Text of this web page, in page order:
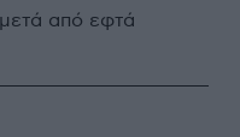
από εφτά